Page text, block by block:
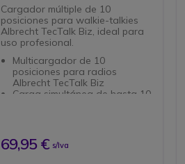
posiciones)
Cargador múltiple de 10
posiciones para walkie-talkies
Albrecht TecTalk Biz, ideal para
uso profesional.
Multicargador de 10
posiciones para radios
Albrecht TecTalk Biz
Carga simultánea de hasta 10
operativos
Diseño de sobremesa estable
69,95 € s/Iva